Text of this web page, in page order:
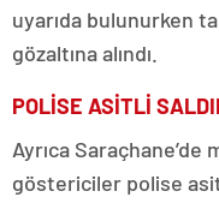
uyarıda bulunurken
gözaltına alındı.
POLİSE ASİTLİ
Ayrıca Saraçhane’de
göstericiler polise